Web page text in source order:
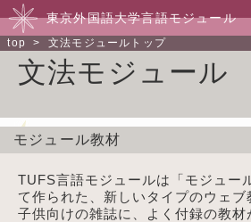
東京外国語大学言語モジュール
top > 文法モジュールトップ
文法モジュール
モジュール教材
TUFS言語モジュールは「モジュー
て作られた、新しいタイプのウェブ
子供向けの雑誌に、よく付録の教材